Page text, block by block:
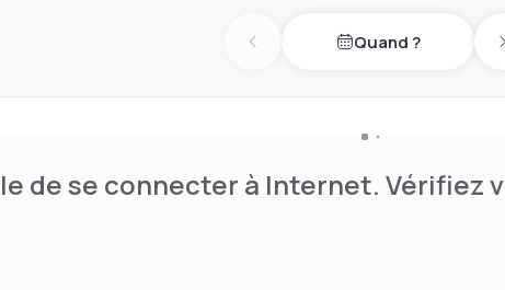
Previous dayQuand ?
de se connecter à Internet. Vérifiez